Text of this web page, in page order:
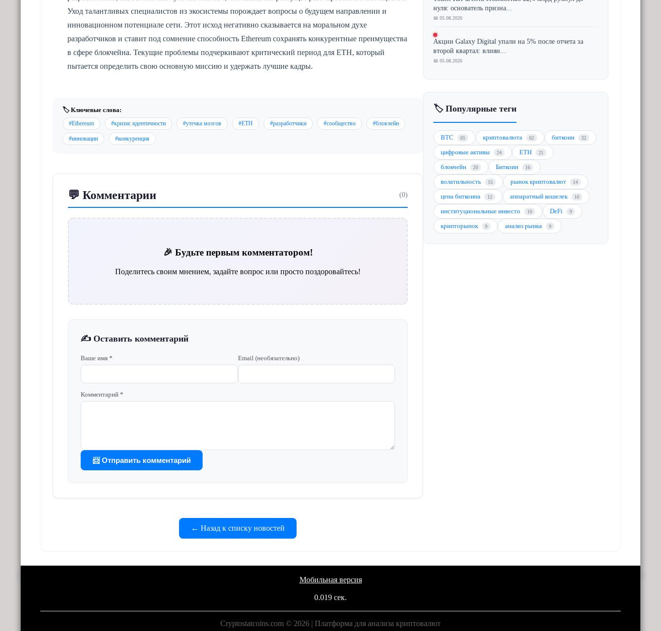
Уход талантливых специалистов из экосистемы порождает вопросы о будущем направлении и
инновационном потенциале сети. Этот исход негативно сказывается на моральном духе
разработчиков и ставит под сомнение способность Ethereum сохранять конкурентные преимущества
в сфере блокчейна. Текущие проблемы подчеркивают критический период для ETH, который
пытается определить свою основную миссию и удержать лучшие кадры.
🏷️ Ключевые слова:
#Ethereum #кризис идентичности #утечка мозгов #ETH #разработчики #сообщество #блокчейн
#инновации #конкуренция
💬 Комментарии (0)
🎉 Будьте первым комментатором!
Поделитесь своим мнением, задайте вопрос или просто поздоровайтесь!
✍️ Оставить комментарий
Ваше имя * Email (необязательно)
Комментарий *
📨 Отправить комментарий
← Назад к списку новостей
нуля: основатель призна...
📅 05.08.2026
Акции Galaxy Digital упали на 5% после отчета за
второй квартал: влиян...
📅 05.08.2026
🏷️ Популярные теги
BTC 65 криптовалюта 62 биткоин 32
цифровые активы 24 ETH 21
блокчейн 20 Биткоин 16
волатильность 15 рынок криптовалют 14
цена биткоина 12 аппаратный кошелек 10
институциональные инвесто 10 DeFi 9
крипторынок 9 анализ рынка 9
Мобильная версия
0.019 сек.
Cryptostatcoins.com © 2026 | Платформа для анализа криптовалют